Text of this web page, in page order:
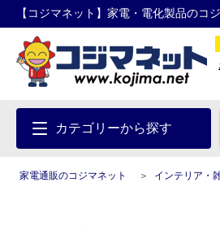
【コジマネット】家電・電化製品のコ
カテゴリーから探す
家電通販のコジマネット インテリア・